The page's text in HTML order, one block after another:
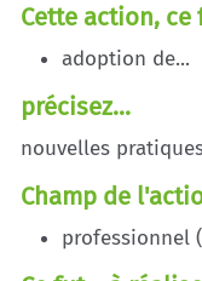
Cette action,
adoption de...
précisez...
nouvelles
Champ de
professionnel